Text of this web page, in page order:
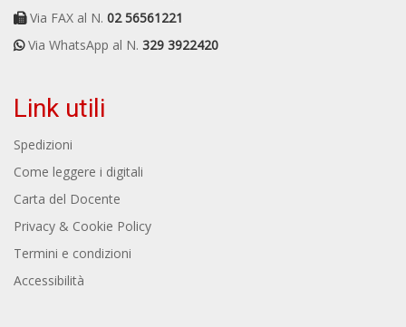
Via FAX al N. 02 56561221
Via WhatsApp al N. 329 3922420
Link utili
Spedizioni
Come leggere i digitali
Carta del Docente
Privacy & Cookie Policy
Termini e condizioni
Accessibilità